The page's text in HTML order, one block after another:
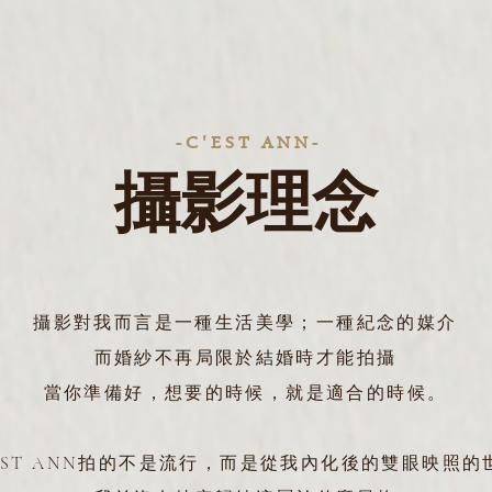
- C ' E S T A N N -
​攝影理念
攝影對我而言是一種生活美學；一種紀念的媒介
而婚紗不再局限於結婚時才能拍攝
當你準備好，想要的時候，就是適合的時候。
ANN拍的不是流行，而是從我內化後的雙眼映照的